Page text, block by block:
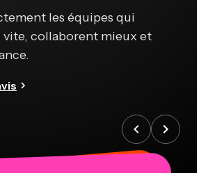
les équipes qui
collaborent mieux et